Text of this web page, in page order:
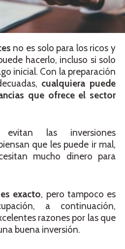
no es solo para los ricos y
hacerlo, incluso si solo
inicial. Con la preparación
cualquiera puede
que ofrece el sector
evitan las inversiones
que les puede ir mal,
mucho dinero para
exacto, pero tampoco es
a continuación,
razones por las que
buena inversión.